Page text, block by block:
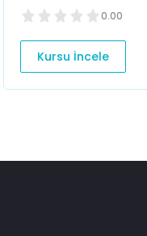
0.00
Kursu İncele